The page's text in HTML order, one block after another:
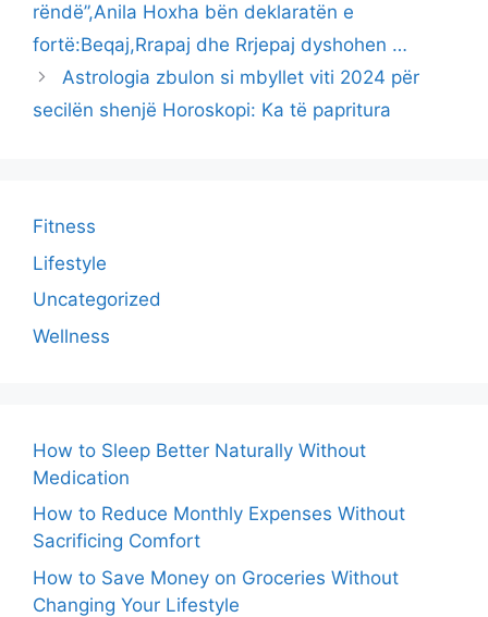
rëndë”,Anila Hoxha bën deklaratën e
fortë:Beqaj,Rrapaj dhe Rrjepaj dyshohen …
Astrologia zbulon si mbyllet viti 2024 për
secilën shenjë Horoskopi: Ka të papritura
Fitness
Lifestyle
Uncategorized
Wellness
How to Sleep Better Naturally Without
Medication
How to Reduce Monthly Expenses Without
Sacrificing Comfort
How to Save Money on Groceries Without
Changing Your Lifestyle